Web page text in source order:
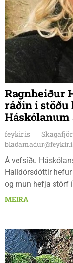
Ragnheiður
ráðin í stöðu
Háskólanum
feykir.is
Á vefsíðu
Halldórsdóttir
og mun hefja störf
ensku frá Háskóla
áherslu á
hefur lokið
Háskólanum á
MEIRA